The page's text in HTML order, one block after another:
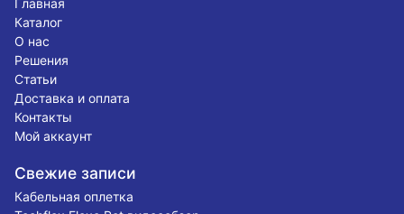
Главная
Каталог
О нас
Решения
Статьи
Доставка и оплата
Контакты
Мой аккаунт
Свежие записи
Кабельная оплетка